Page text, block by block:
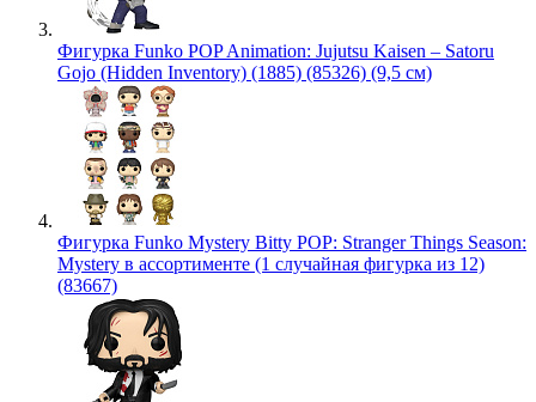
Фигурка Funko POP Animation: Jujutsu Kaisen – Satoru
Gojo (Hidden Inventory) (1885) (85326) (9,5 см)
Фигурка Funko Mystery Bitty POP: Stranger Things Season:
Mystery в ассортименте (1 случайная фигурка из 12)
(83667)